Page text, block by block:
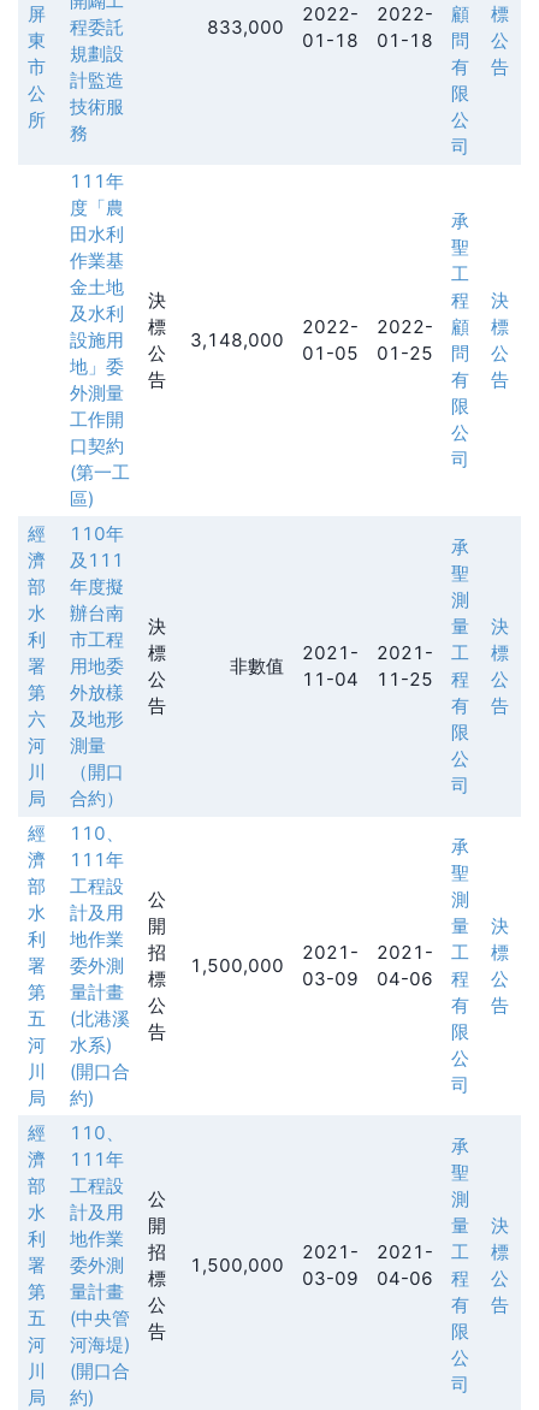
屏
東
市
公
所
程委託
規劃設
計監造
技術服
務
833,000
2022-
01-18
2022-
01-18
顧
問
有
限
公
司
標
公
告
111年
度「農
田水利
作業基
金土地
及水利
設施用
地」委
外測量
工作開
口契約
(第一工
區)
決
標
公
告
3,148,000
2022-
01-05
2022-
01-25
承
聖
工
程
顧
問
有
限
公
司
決
標
公
告
經
濟
部
水
利
署
第
六
河
川
局
110年
及111
年度擬
辦台南
市工程
用地委
外放樣
及地形
測量
（開口
合約）
決
標
公
告
非數值
2021-
11-04
2021-
11-25
承
聖
測
量
工
程
有
限
公
司
決
標
公
告
經
濟
部
水
利
署
第
五
河
川
局
110、
111年
工程設
計及用
地作業
委外測
量計畫
(北港溪
水系)
(開口合
約)
公
開
招
標
公
告
1,500,000
2021-
03-09
2021-
04-06
承
聖
測
量
工
程
有
限
公
司
決
標
公
告
經
濟
部
水
利
署
第
五
河
川
局
110、
111年
工程設
計及用
地作業
委外測
量計畫
(中央管
河海堤)
(開口合
約)
公
開
招
標
公
告
1,500,000
2021-
03-09
2021-
04-06
承
聖
測
量
工
程
有
限
公
司
決
標
公
告